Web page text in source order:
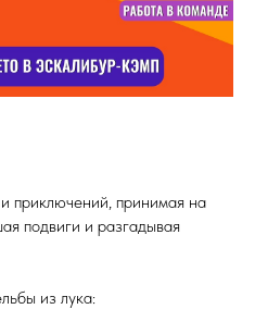
приключений, принимая на
подвиги и разгадывая
из лука: